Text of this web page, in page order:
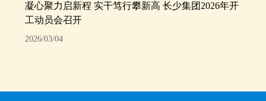
凝心聚力启新程 实干笃行攀新高 长少集团2026年开
工动员会召开
2026/03/04